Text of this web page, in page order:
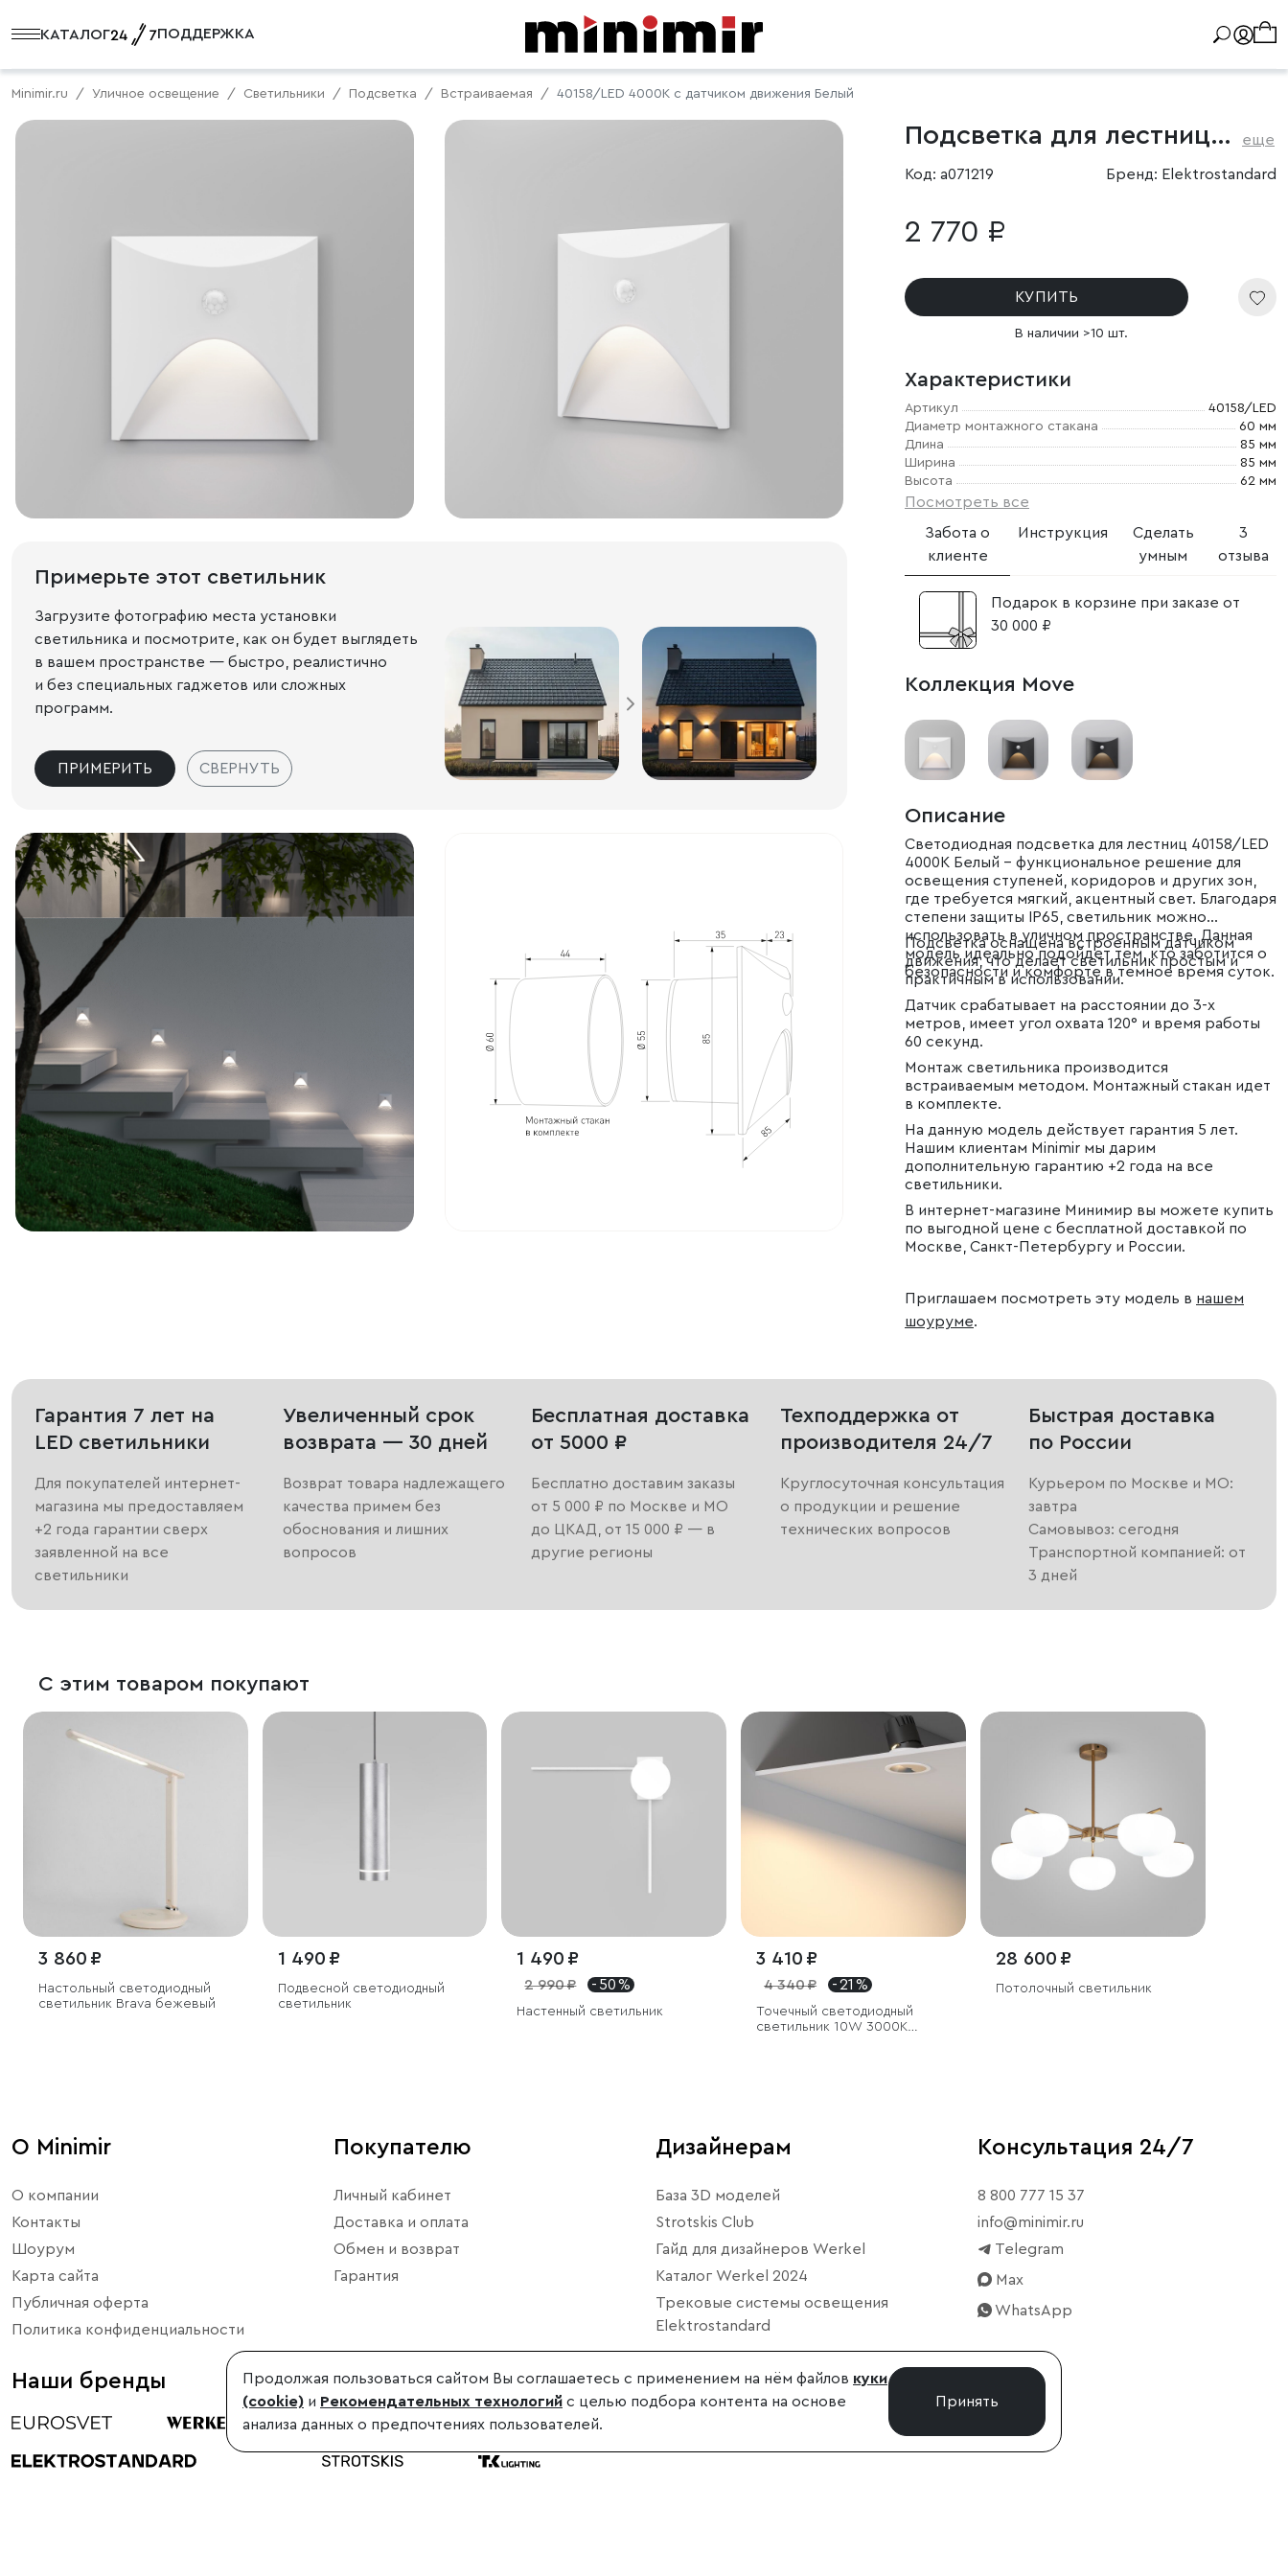
КАТАЛОГ ПОДДЕРЖКА
Minimir.ru Уличное освещение Светильники Подсветка Встраиваемая 40158/LED 4000K с датчиком движения Белый
Примерьте этот светильник
Загрузите фотографию места установки
светильника и посмотрите, как он будет выглядеть
в вашем пространстве — быстро, реалистично
и без специальных гаджетов или сложных
программ.
ПРИМЕРИТЬ СВЕРНУТЬ
Подсветка для лестниц с датчиком движения еще
Код: a071219 Бренд: Elektrostandard
2 770 ₽
КУПИТЬ
В наличии >10 шт.
Характеристики
Артикул
40158/LED
Диаметр монтажного стакана
60 мм
Длина
85 мм
Ширина
85 мм
Высота
62 мм
Посмотреть все
Забота о
клиенте
Инструкция
Сделать
умным
3
отзыва
Подарок в корзине при заказе от
30 000 ₽
Коллекция Move
Описание
Светодиодная подсветка для лестниц 40158/LED
4000K Белый – функциональное решение для
освещения ступеней, коридоров и других зон,
где требуется мягкий, акцентный свет. Благодаря
степени защиты IP65, светильник можно
использовать в уличном пространстве. Данная
модель идеально подойдет тем, кто заботится о
безопасности и комфорте в темное время суток.
Подсветка оснащена встроенным датчиком
движения, что делает светильник простым и
практичным в использовании.
Датчик срабатывает на расстоянии до 3-х
метров, имеет угол охвата 120° и время работы
60 секунд.
Монтаж светильника производится
встраиваемым методом. Монтажный стакан идет
в комплекте.
На данную модель действует гарантия 5 лет.
Нашим клиентам Minimir мы дарим
дополнительную гарантию +2 года на все
светильники.
В интернет-магазине Минимир вы можете купить
по выгодной цене с бесплатной доставкой по
Москве, Санкт-Петербургу и России.
Приглашаем посмотреть эту модель в нашем
шоуруме.
Гарантия 7 лет на
LED светильники
Для покупателей интернет-
магазина мы предоставляем
+2 года гарантии сверх
заявленной на все
светильники
Увеличенный срок
возврата — 30 дней
Возврат товара надлежащего
качества примем без
обоснования и лишних
вопросов
Бесплатная доставка
от 5000 ₽
Бесплатно доставим заказы
от 5 000 ₽ по Москве и МО
до ЦКАД, от 15 000 ₽ — в
другие регионы
Техподдержка от
производителя 24/7
Круглосуточная консультация
о продукции и решение
технических вопросов
Быстрая доставка
по России
Курьером по Москве и МО:
завтра
Самовывоз: сегодня
Транспортной компанией: от
3 дней
С этим товаром покупают
3 860 ₽
Настольный светодиодный
светильник Brava бежевый
1 490 ₽
Подвесной светодиодный
светильник
1 490 ₽
2 990 ₽ - 50 %
Настенный светильник
3 410 ₽
4 340 ₽ - 21 %
Точечный светодиодный
светильник 10W 3000K
28 600 ₽
Потолочный светильник
О Minimir
О компании
Контакты
Шоурум
Карта сайта
Публичная оферта
Политика конфиденциальности
Покупателю
Личный кабинет
Доставка и оплата
Обмен и возврат
Гарантия
Дизайнерам
База 3D моделей
Strotskis Club
Гайд для дизайнеров Werkel
Каталог Werkel 2024
Трековые системы освещения
Elektrostandard
Консультация 24/7
8 800 777 15 37
info@minimir.ru
Telegram
Max
WhatsApp
Наши бренды Продолжая пользоваться сайтом Вы соглашаетесь с применением на нём файлов куки
(cookie) и Рекомендательных технологий с целью подбора контента на основе
анализа данных о предпочтениях пользователей.
Принять